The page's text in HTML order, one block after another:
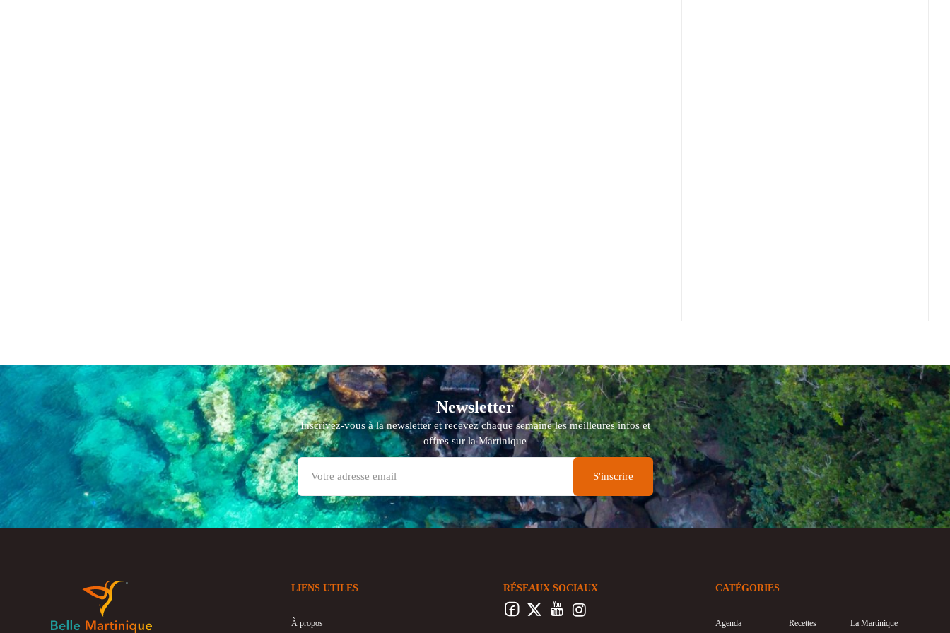
Newsletter
Inscrivez-vous à la newsletter et recevez chaque semaine les meilleures infos et
offres sur la Martinique
LIENS UTILES
À propos
RÉSEAUX SOCIAUX CATÉGORIES
Agenda Recettes La Martinique